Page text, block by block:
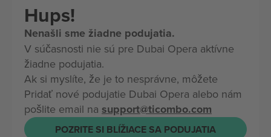
Hups!
Nenašli sme žiadne podujatia.
V súčasnosti nie sú pre Dubai Opera aktívne
žiadne podujatia.
Ak si myslíte, že je to nesprávne, môžete
Pridať nové podujatie Dubai Opera alebo nám
pošlite email na support@ticombo.com
POZRITE SI BLÍŽIACE SA PODUJATIA